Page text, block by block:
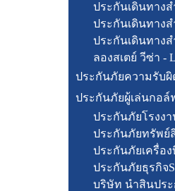
ประกันเดินทาง
ประกันเดินทาง
ประกันเดินทาง
ลองสเตย์ วีซ่า -
ประกันภัยความรับผิ
ประกันภัยผู้เล่นกอล์
ประกันภัยโรงง
ประกันภัยทรัพย์
ประกันภัยเครื่อ
ประกันภัยธุรกิจ
บริษัท นำสินปร